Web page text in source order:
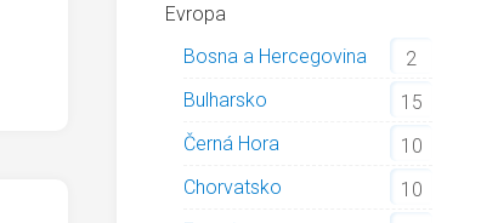
Evropa
Bosna a Hercegovina
2
Bulharsko
15
Černá Hora
10
Chorvatsko
10